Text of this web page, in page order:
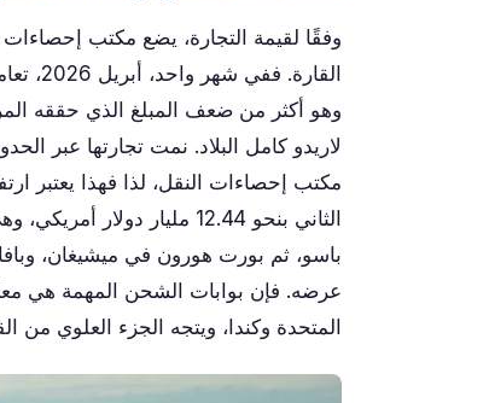
وفقًا لقيمة التجارة، يضع مكتب إحصاءات
وهو أكثر من ضعف المبلغ الذي حققه
مكتب إحصاءات النقل، لذا فهذا يعتبر
الثاني بنحو 12.44 مليار
باسو، ثم بورت هورون في ميشيغان،
عرضه. فإن بوابات الشحن المهمة هي
المتحدة وكندا، ويتجه الجزء العلوي من